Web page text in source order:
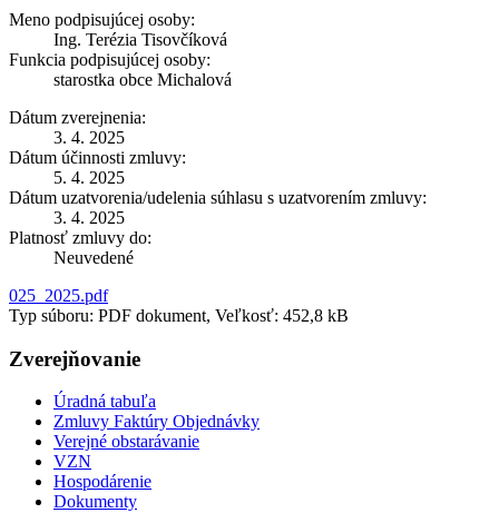
Meno podpisujúcej osoby:
Ing. Terézia Tisovčíková
Funkcia podpisujúcej osoby:
starostka obce Michalová
Dátum zverejnenia:
3. 4. 2025
Dátum účinnosti zmluvy:
5. 4. 2025
Dátum uzatvorenia/udelenia súhlasu s uzatvorením zmluvy:
3. 4. 2025
Platnosť zmluvy do:
Neuvedené
025_2025.pdf
Typ súboru: PDF dokument, Veľkosť: 452,8 kB
Zverejňovanie
Úradná tabuľa
Zmluvy Faktúry Objednávky
Verejné obstarávanie
VZN
Hospodárenie
Dokumenty